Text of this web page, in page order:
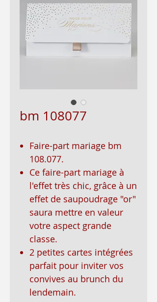
bm 108077
Faire-part mariage bm
108.077.
Ce faire-part mariage à
l'effet très chic, grâce à un
effet de saupoudrage "or"
saura mettre en valeur
votre aspect grande
classe.
2 petites cartes intégrées
parfait pour inviter vos
convives au brunch du
lendemain.